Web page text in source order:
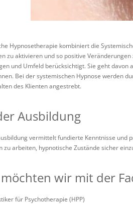
Hypnosetherapie kombiniert die
zu aktivieren und so positive
und Umfeld berücksichtigt. Sie geht
Bei der systemischen Hypnose werden
des Klienten angestrebt.
Ausbildung
vermittelt fundierte Kenntnisse
zu arbeiten, hypnotische Zustände sicher
wir mit der
für Psychotherapie (HPP)